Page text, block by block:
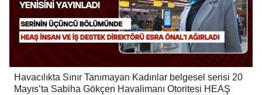
Havacılıkta Sınır Tanımayan Kadınlar belgesel serisi 20
Mayıs’ta Sabiha Gökçen Havalimanı Otoritesi HEAŞ